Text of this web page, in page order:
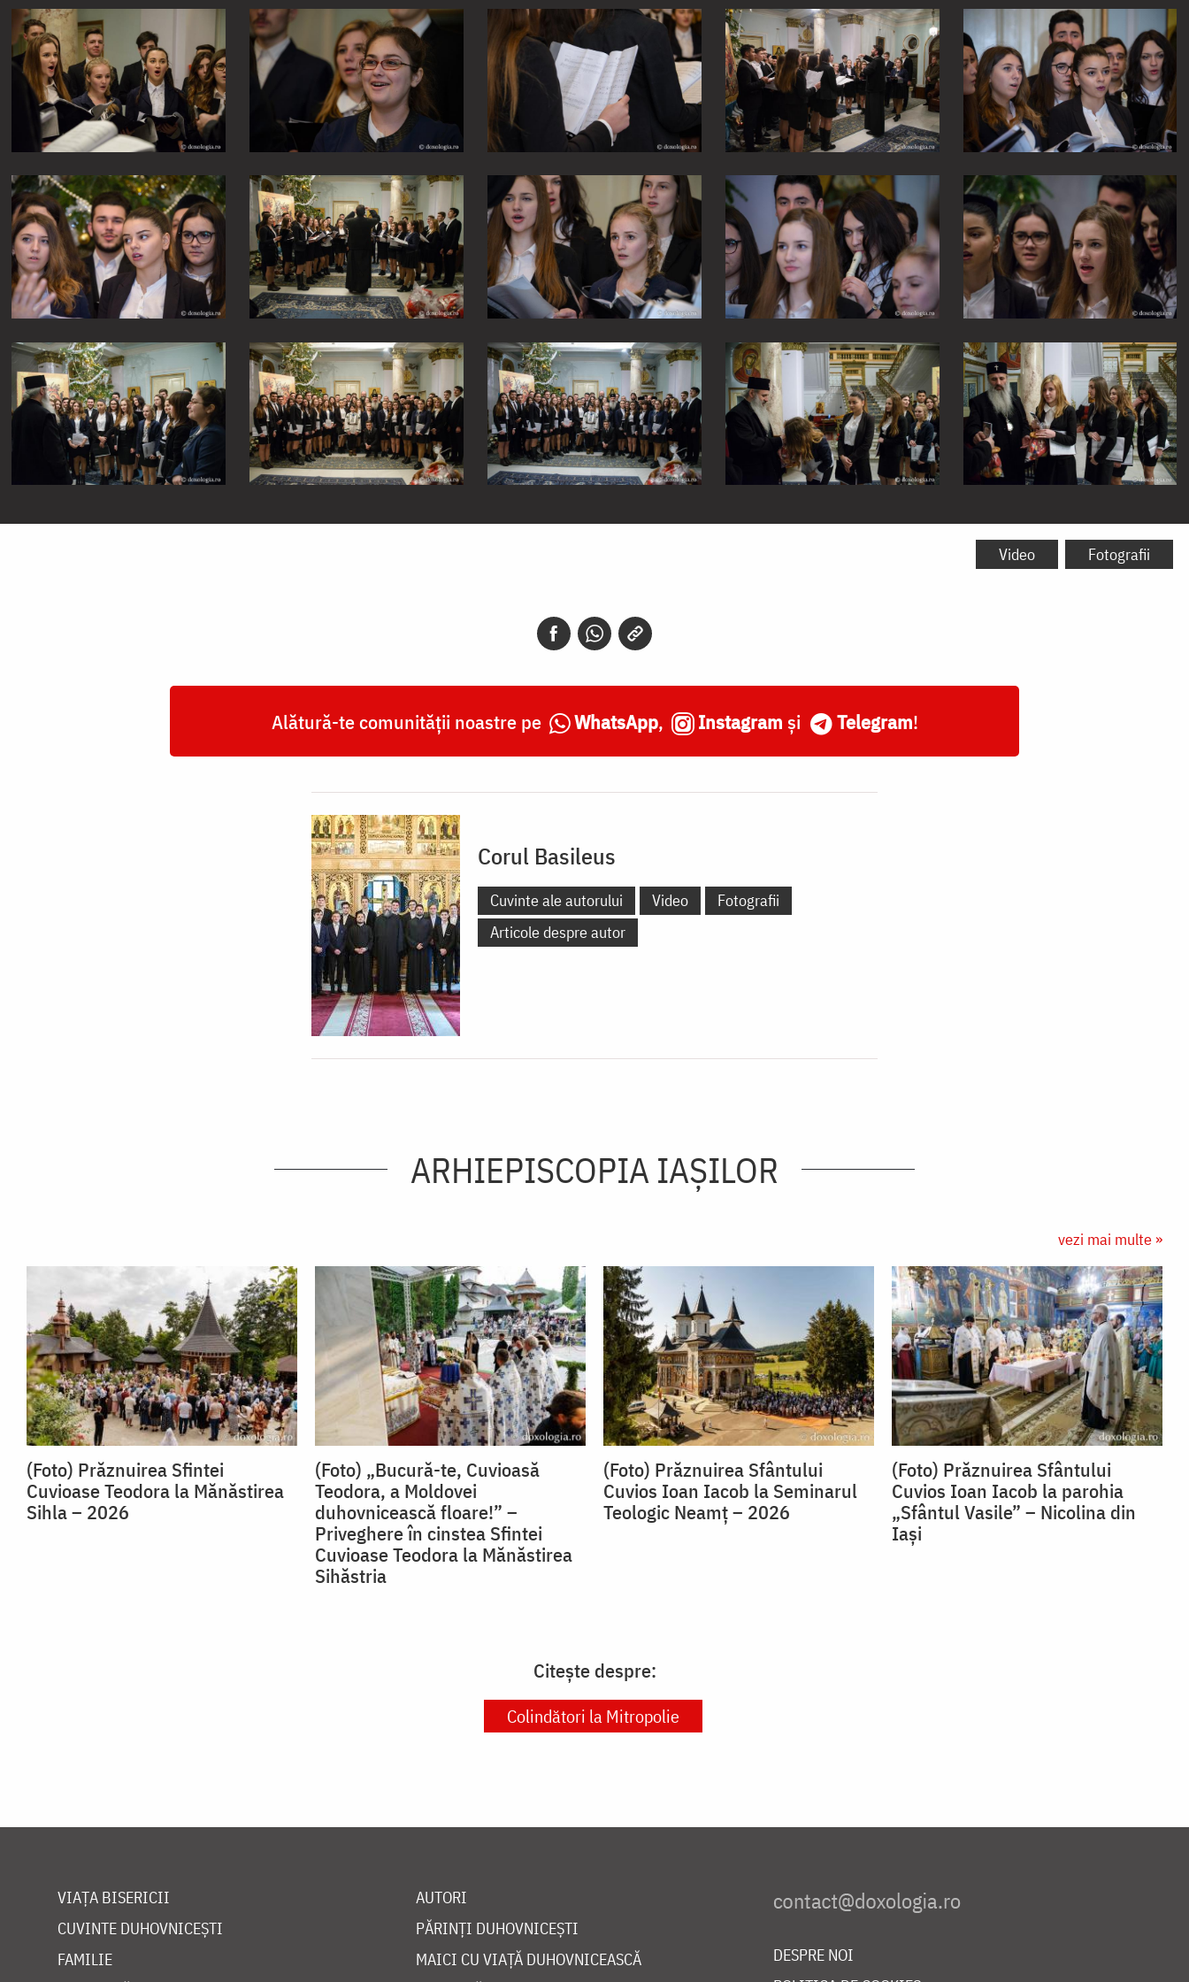
Video Fotografii
Alătură-te comunității noastre pe WhatsApp, Instagram și Telegram!
Corul Basileus
Cuvinte ale autorului Video
Fotografii
Articole despre autor
ARHIEPISCOPIA IAŞILOR
vezi mai multe »
(Foto) Prăznuirea Sfintei
Cuvioase Teodora la Mănăstirea
Sihla – 2026
(Foto) „Bucură-te, Cuvioasă
Teodora, a Moldovei
duhovnicească floare!” –
Priveghere în cinstea Sfintei
Cuvioase Teodora la Mănăstirea
Sihăstria
(Foto) Prăznuirea Sfântului
Cuvios Ioan Iacob la Seminarul
Teologic Neamț – 2026
(Foto) Prăznuirea Sfântului
Cuvios Ioan Iacob la parohia
„Sfântul Vasile” – Nicolina din
Iași
Citește despre:
Colindători la Mitropolie
VIAȚA BISERICII
CUVINTE DUHOVNICEȘTI
FAMILIE
AUTORI
PĂRINȚI DUHOVNICEȘTI
MAICI CU VIAȚĂ DUHOVNICEASCĂ
DESPRE NOI